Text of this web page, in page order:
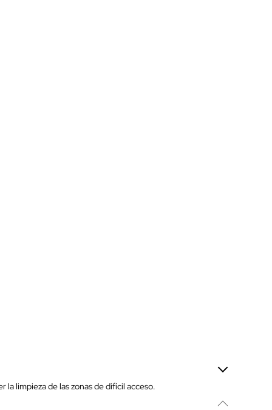
limpieza de las zonas de difícil acceso.